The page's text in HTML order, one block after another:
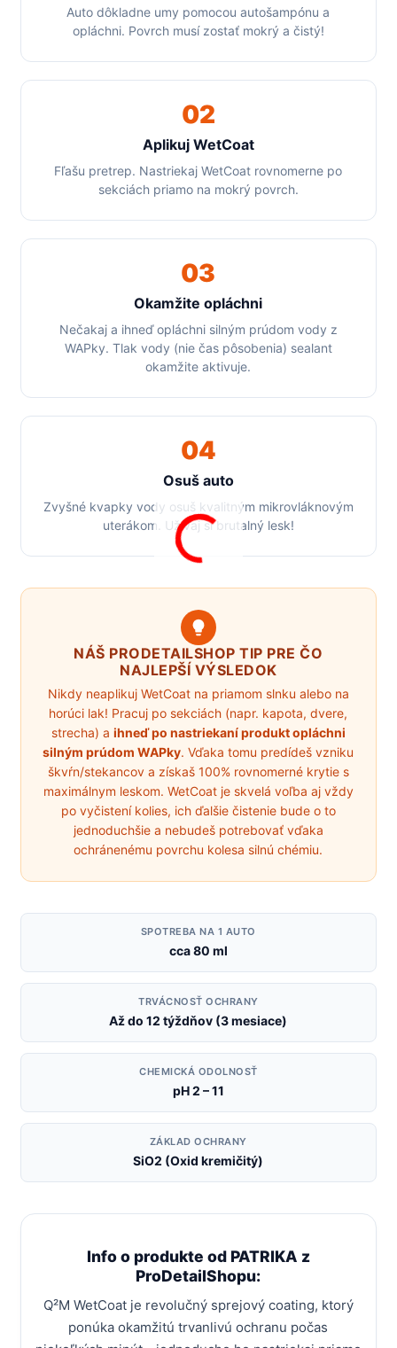
Auto dôkladne umy pomocou autošampónu a
opláchni. Povrch musí zostať mokrý a čistý!
02
Aplikuj WetCoat
Fľašu pretrep. Nastriekaj WetCoat rovnomerne po
sekciách priamo na mokrý povrch.
03
Okamžite opláchni
Nečakaj a ihneď opláchni silným prúdom vody z
WAPky. Tlak vody (nie čas pôsobenia) sealant
okamžite aktivuje.
04
Osuš auto
Zvyšné kvapky vody osuš kvalitným mikrovláknovým
uterákom. Užívaj si brutalný lesk!
NÁŠ PRODETAILSHOP TIP PRE ČO
NAJLEPŠÍ VÝSLEDOK
Nikdy neaplikuj WetCoat na priamom slnku alebo na
horúci lak! Pracuj po sekciách (napr. kapota, dvere,
strecha) a ihneď po nastriekaní produkt opláchni
silným prúdom WAPky. Vďaka tomu predídeš vzniku
škvŕn/stekancov a získaš 100% rovnomerné krytie s
maximálnym leskom. WetCoat je skvelá voľba aj vždy
po vyčistení kolies, ich ďalšie čistenie bude o to
jednoduchšie a nebudeš potrebovať vďaka
ochránenému povrchu kolesa silnú chémiu.
SPOTREBA NA 1 AUTO
cca 80 ml
TRVÁCNOSŤ OCHRANY
Až do 12 týždňov (3 mesiace)
CHEMICKÁ ODOLNOSŤ
pH 2 – 11
ZÁKLAD OCHRANY
SiO2 (Oxid kremičitý)
Info o produkte od PATRIKA z
ProDetailShopu:
Q²M WetCoat je revolučný sprejový coating, ktorý
ponúka okamžitú trvanlivú ochranu počas